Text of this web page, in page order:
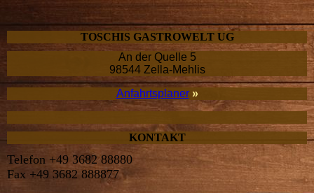
TOSCHIS GASTRO­WELT UG
An der Quelle 5
98544 Zella-Mehlis
Anfahrtsplaner »
KONTAKT
Telefon +49 3682 88880
Fax +49 3682 888877